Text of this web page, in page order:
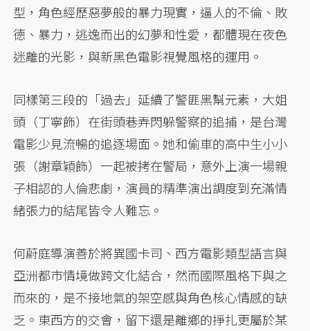
型，角色經歷惡夢般的暴力現實，逼人的不倫、敗
德、暴力，逃逸而出的幻夢和性愛，都體現在夜色
迷離的光影，與新黑色電影視覺風格的運用。
同樣第三段的「過去」延續了警匪黑幫元素，大姐
頭（丁寧飾）在街頭巷弄閃躲警察的追捕，是台灣
電影少見流暢的追逐場面。她和偷車的高中生小小
張（謝章穎飾）一起被拷在警局，意外上演一場親
子相認的人倫悲劇，演員的精準演出調度到充滿情
緒張力的結尾皆令人難忘。
何蔚庭導演善於將異國卡司、西方電影類型語言與
亞洲都市情境做跨文化結合，然而國際風格下與之
而來的，是不接地氣的架空感與角色核心情感的缺
乏。東西方的交會，留下還是離鄉的掙扎更屬於某